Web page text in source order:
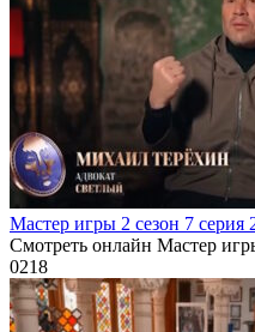
Мастер игры 2 сезон 7 серия
Смотреть онлайн Мастер
0218